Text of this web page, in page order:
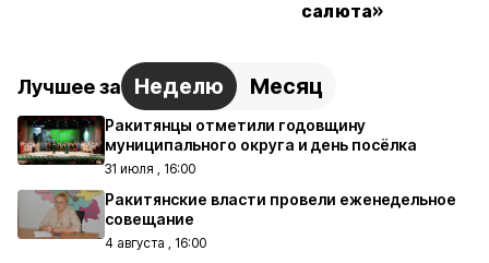
салюта»
Лучшее за Неделю Месяц
Ракитянцы отметили годовщину
муниципального округа и день посёлка
31 июля , 16:00
Ракитянские власти провели еженедельное
совещание
4 августа , 16:00